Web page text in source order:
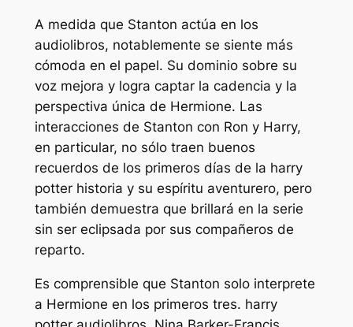
A medida que Stanton actúa en los
audiolibros, notablemente se siente más
cómoda en el papel. Su dominio sobre su
voz mejora y logra captar la cadencia y la
perspectiva única de Hermione. Las
interacciones de Stanton con Ron y Harry,
en particular, no sólo traen buenos
recuerdos de los primeros días de la harry
potterhistoria y su espíritu aventurero, pero
también demuestra que brillará en la serie
sin ser eclipsada por sus compañeros de
reparto.
Es comprensible que Stanton solo interprete
a Hermione en los primeros tres. harry